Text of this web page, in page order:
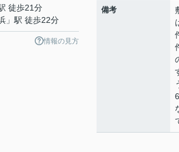
徒歩21分
」駅 徒歩22分
情報の見方
備考